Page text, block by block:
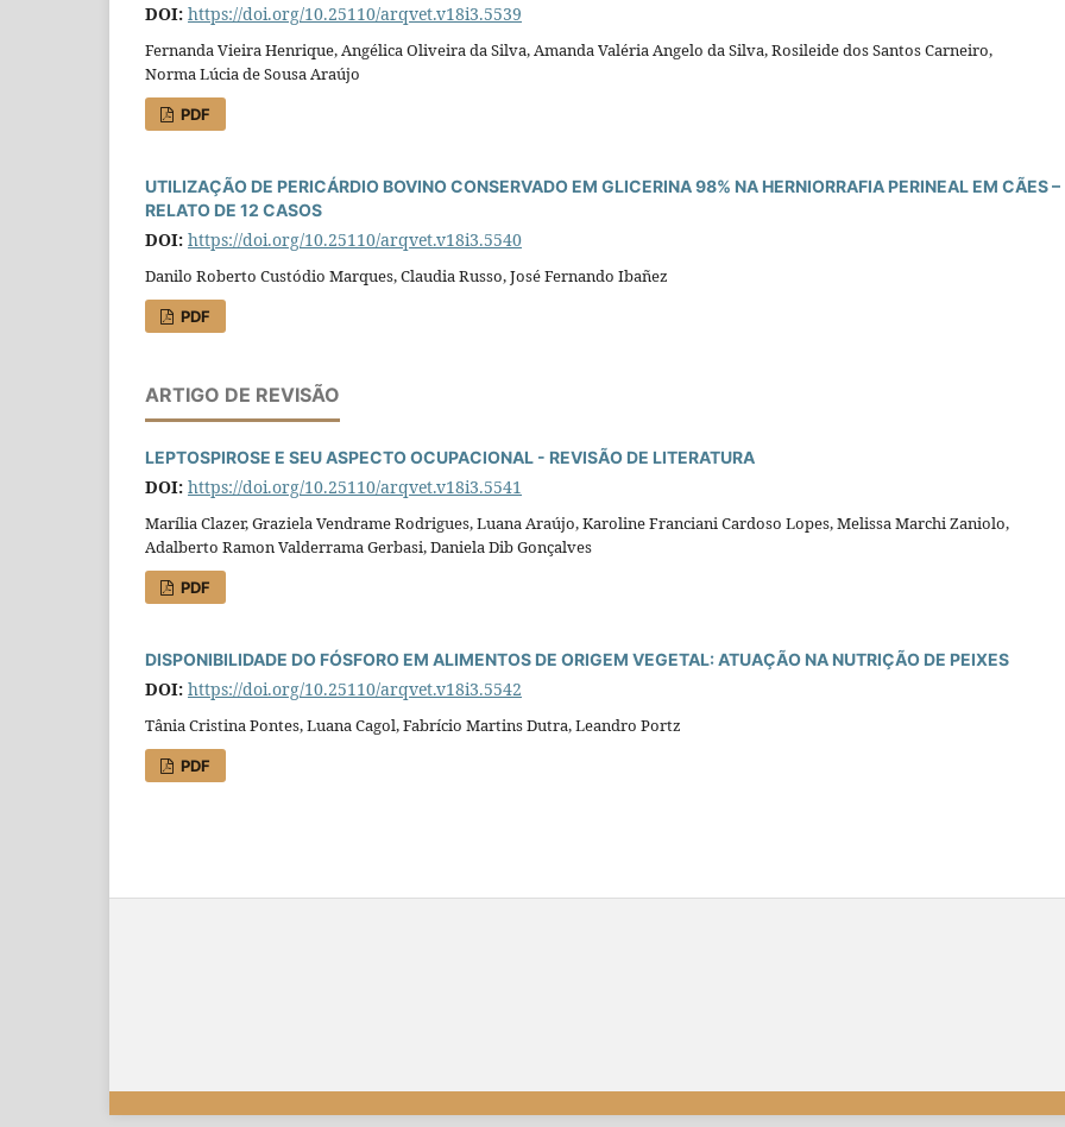
DOI: https://doi.org/10.25110/arqvet.v18i3.5539
Fernanda Vieira Henrique, Angélica Oliveira da Silva, Amanda Valéria Angelo da Silva, Rosileide dos Santos Carneiro,
Norma Lúcia de Sousa Araújo
PDF
UTILIZAÇÃO DE PERICÁRDIO BOVINO CONSERVADO EM GLICERINA 98% NA HERNIORRAFIA PERINEAL EM CÃES –
RELATO DE 12 CASOS
DOI: https://doi.org/10.25110/arqvet.v18i3.5540
Danilo Roberto Custódio Marques, Claudia Russo, José Fernando Ibañez
PDF
ARTIGO DE REVISÃO
LEPTOSPIROSE E SEU ASPECTO OCUPACIONAL - REVISÃO DE LITERATURA
DOI: https://doi.org/10.25110/arqvet.v18i3.5541
Marília Clazer, Graziela Vendrame Rodrigues, Luana Araújo, Karoline Franciani Cardoso Lopes, Melissa Marchi Zaniolo,
Adalberto Ramon Valderrama Gerbasi, Daniela Dib Gonçalves
PDF
DISPONIBILIDADE DO FÓSFORO EM ALIMENTOS DE ORIGEM VEGETAL: ATUAÇÃO NA NUTRIÇÃO DE PEIXES
DOI: https://doi.org/10.25110/arqvet.v18i3.5542
Tânia Cristina Pontes, Luana Cagol, Fabrício Martins Dutra, Leandro Portz
PDF